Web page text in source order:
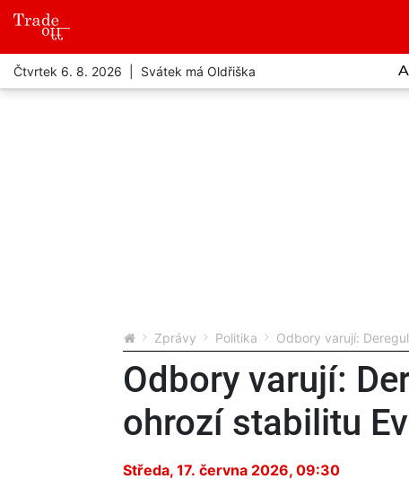
Čtvrtek 6. 8. 2026 | Svátek má Oldřiška
Zprávy Politika Odbory varují:
Odbory varují:
ohrozí stabilitu
Středa, 17. června 2026, 09:30